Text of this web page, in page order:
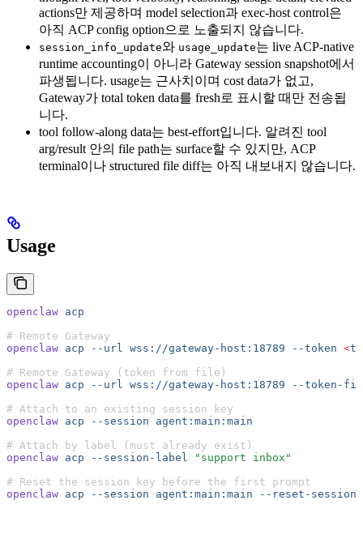
actions만 제공하며 model selection과 exec-host control은
아직 ACP config option으로 노출되지 않습니다.
session_info_update와 usage_update는 live ACP-native
runtime accounting이 아니라 Gateway session snapshot에서
파생됩니다. usage는 근사치이며 cost data가 없고,
Gateway가 total token data를 fresh로 표시할 때만 전송됩
니다.
tool follow-along data는 best-effort입니다. 알려진 tool
arg/result 안의 file path는 surface할 수 있지만, ACP
terminal이나 structured file diff는 아직 내보내지 않습니다.
Usage
openclaw acp
# Remote Gateway
openclaw acp --url wss://gateway-host:18789 --token <
# Remote Gateway (token from file)
openclaw acp --url wss://gateway-host:18789 --token-
# Attach to an existing session key
openclaw acp --session agent:main:main
# Attach by label (must already exist)
openclaw acp --session-label
"support inbox"
# Reset the session key before the first prompt
openclaw acp --session agent:main:main --reset-session